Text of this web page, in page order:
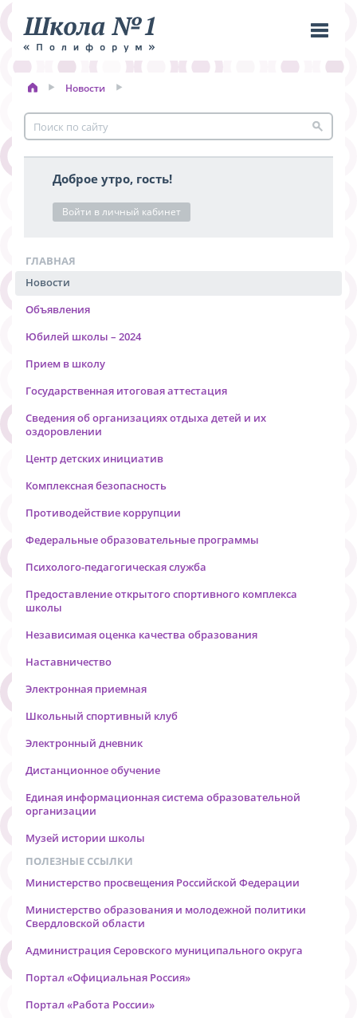
меню
Новости
Доброе утро, гость!
Войти в личный кабинет
ГЛАВНАЯ
Новости
Объявления
Юбилей школы – 2024
Прием в школу
Государственная итоговая аттестация
Сведения об организациях отдыха детей и их
оздоровлении
Центр детских инициатив
Комплексная безопасность
Противодействие коррупции
Федеральные образовательные программы
Психолого-педагогическая служба
Предоставление открытого спортивного комплекса
школы
Независимая оценка качества образования
Наставничество
Электронная приемная
Школьный спортивный клуб
Электронный дневник
Дистанционное обучение
Единая информационная система образовательной
организации
Музей истории школы
ПОЛЕЗНЫЕ ССЫЛКИ
Министерство просвещения Российской Федерации
Министерство образования и молодежной политики
Свердловской области
Администрация Серовского муниципального округа
Портал «Официальная Россия»
Портал «Работа России»